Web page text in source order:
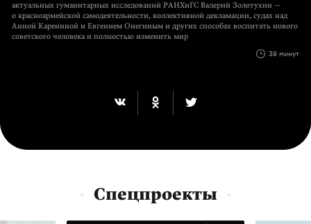
актуальных гуманитарных исследований РАНХиГС Валерий Золотухин —
о красноармейской самодеятельности, коллективной декламации, судах над
Анной Карениной и Евгением Онегиным и других способах воспитать нового
советского человека и полностью изменить мир
39 минут
Спецпроекты